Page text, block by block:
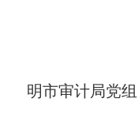
明市审计局党组